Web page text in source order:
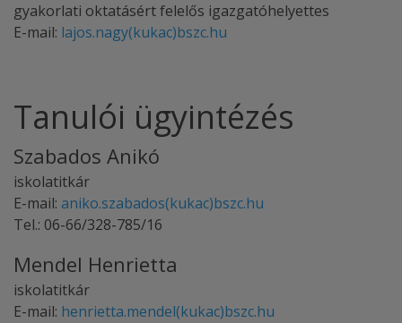
gyakorlati oktatásért felelős igazgatóhelyettes
E-mail: lajos.nagy(kukac)bszc.hu
Tanulói ügyintézés
Szabados Anikó
iskolatitkár
E-mail: aniko.szabados(kukac)bszc.hu
Tel.: 06-66/328-785/16
Mendel Henrietta
iskolatitkár
E-mail: henrietta.mendel(kukac)bszc.hu